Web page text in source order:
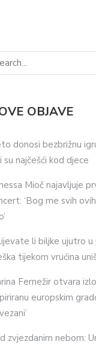
OBJAVE
donosi bezbrižnu
su najčešći kod djece
Mioč najavljuje
‘Bog me svih
li biljke ujutro u
tijekom vrućina
Fernežir otvara
europskim
zvjezdanim nebom: